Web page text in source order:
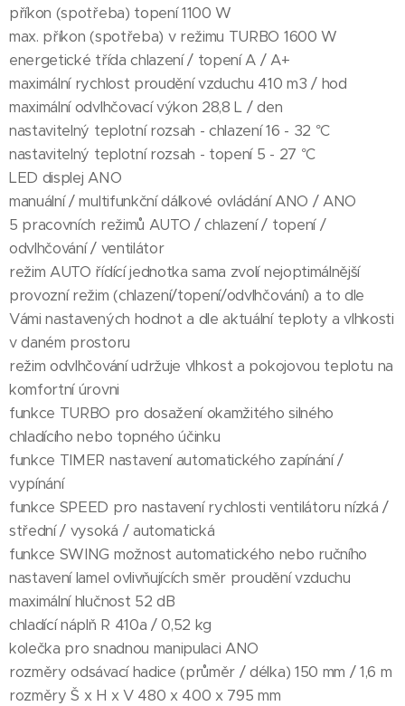
příkon (spotřeba) topení 1100 W
max. příkon (spotřeba) v režimu TURBO 1600 W
energetické třída chlazení / topení A / A+
maximální rychlost proudění vzduchu 410 m3 / hod
maximální odvlhčovací výkon 28,8 L / den
nastavitelný teplotní rozsah - chlazení 16 - 32 °C
nastavitelný teplotní rozsah - topení 5 - 27 °C
LED displej ANO
manuální / multifunkční dálkové ovládání ANO / ANO
5 pracovních režimů AUTO / chlazení / topení /
odvlhčování / ventilátor
režim AUTO řídící jednotka sama zvolí nejoptimálnější
provozní režim (chlazení/topení/odvlhčování) a to dle
Vámi nastavených hodnot a dle aktuální teploty a vlhkosti
v daném prostoru
režim odvlhčování udržuje vlhkost a pokojovou teplotu na
komfortní úrovni
funkce TURBO pro dosažení okamžitého silného
chladícího nebo topného účinku
funkce TIMER nastavení automatického zapínání /
vypínání
funkce SPEED pro nastavení rychlosti ventilátoru nízká /
střední / vysoká / automatická
funkce SWING možnost automatického nebo ručního
nastavení lamel ovlivňujících směr proudění vzduchu
maximální hlučnost 52 dB
chladící náplň R 410a / 0,52 kg
kolečka pro snadnou manipulaci ANO
rozměry odsávací hadice (průměr / délka) 150 mm / 1,6 m
rozměry Š x H x V 480 x 400 x 795 mm